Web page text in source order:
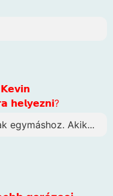
𝗵𝗲𝗹𝘆𝗲𝘇𝗻𝗶?
egymáshoz. Akik...